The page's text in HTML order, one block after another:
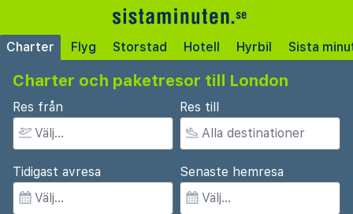
Charter Flyg Storstad Hotell Hyrbil Sista
Charter och paketresor till London
Res från Res till
Tidigast avresa Senaste hemresa